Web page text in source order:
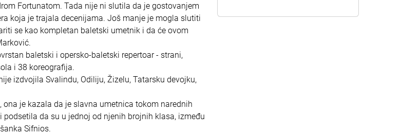
Fortunatom. Tada nije ni slutila da je gostovanjem
koja je trajala decenijama. Još manje je mogla slutiti
se kao kompletan baletski umetnik i da će ovom
baletski i opersko-baletski repertoar - strani,
i 38 koreografija.
izdvojila Svalindu, Odiliju, Žizelu, Tatarsku devojku,
je kazala da je slavna umetnica tokom narednih
da su u jednoj od njenih brojnih klasa, između
Sifnios.